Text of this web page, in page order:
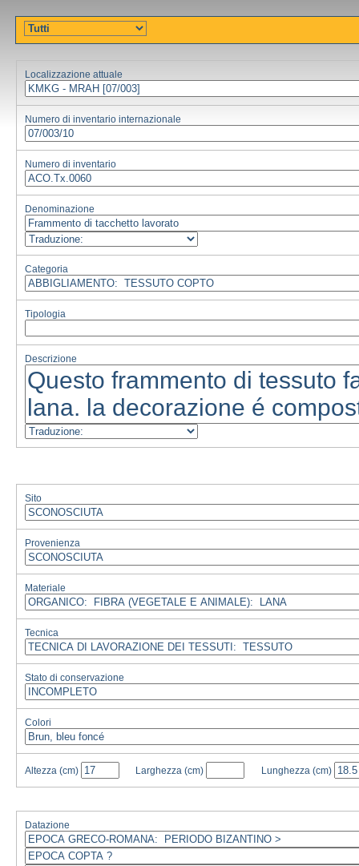
Localizzazione attuale
Numero di inventario internazionale
Numero di inventario
Denominazione
Categoria
Tipologia
Descrizione
Sito
Provenienza
Materiale
Tecnica
Stato di conservazione
Colori
Altezza (cm) Larghezza (cm) Lunghezza (cm)
Datazione